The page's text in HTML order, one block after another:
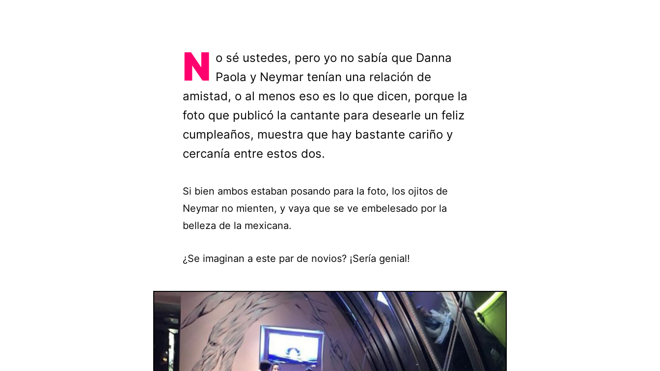
N o sé ustedes, pero yo no sabía que Danna
Paola y Neymar tenían una relación de
amistad, o al menos eso es lo que dicen, porque la
foto que publicó la cantante para desearle un feliz
cumpleaños, muestra que hay bastante cariño y
cercanía entre estos dos.
Si bien ambos estaban posando para la foto, los ojitos de
Neymar no mienten, y vaya que se ve embelesado por la
belleza de la mexicana.
¿Se imaginan a este par de novios? ¡Sería genial!